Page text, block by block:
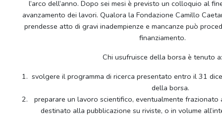
l’arco dell’anno. Dopo sei mesi è previsto un colloquio al
avanzamento dei lavori. Qualora la Fondazione Camillo
prendesse atto di gravi inadempienze e mancanze può
finanziamento.
Chi usufruisce della borsa è tenuto a:
svolgere il programma di ricerca presentato entro il 31
della borsa.
preparare un lavoro scientifico, eventualmente
destinato alla pubblicazione su riviste, o in volume